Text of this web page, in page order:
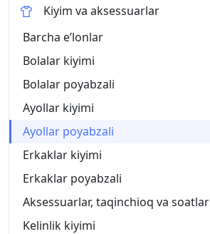
Kiyim va aksessuarlar
Barcha eʼlonlar
Bolalar kiyimi
Bolalar poyabzali
Ayollar kiyimi
Ayollar poyabzali
Erkaklar kiyimi
Erkaklar poyabzali
Aksessuarlar, taqinchioq va soatlar
Kelinlik kiyimi